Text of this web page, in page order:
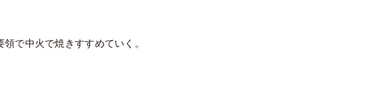
中火で焼きすすめていく。